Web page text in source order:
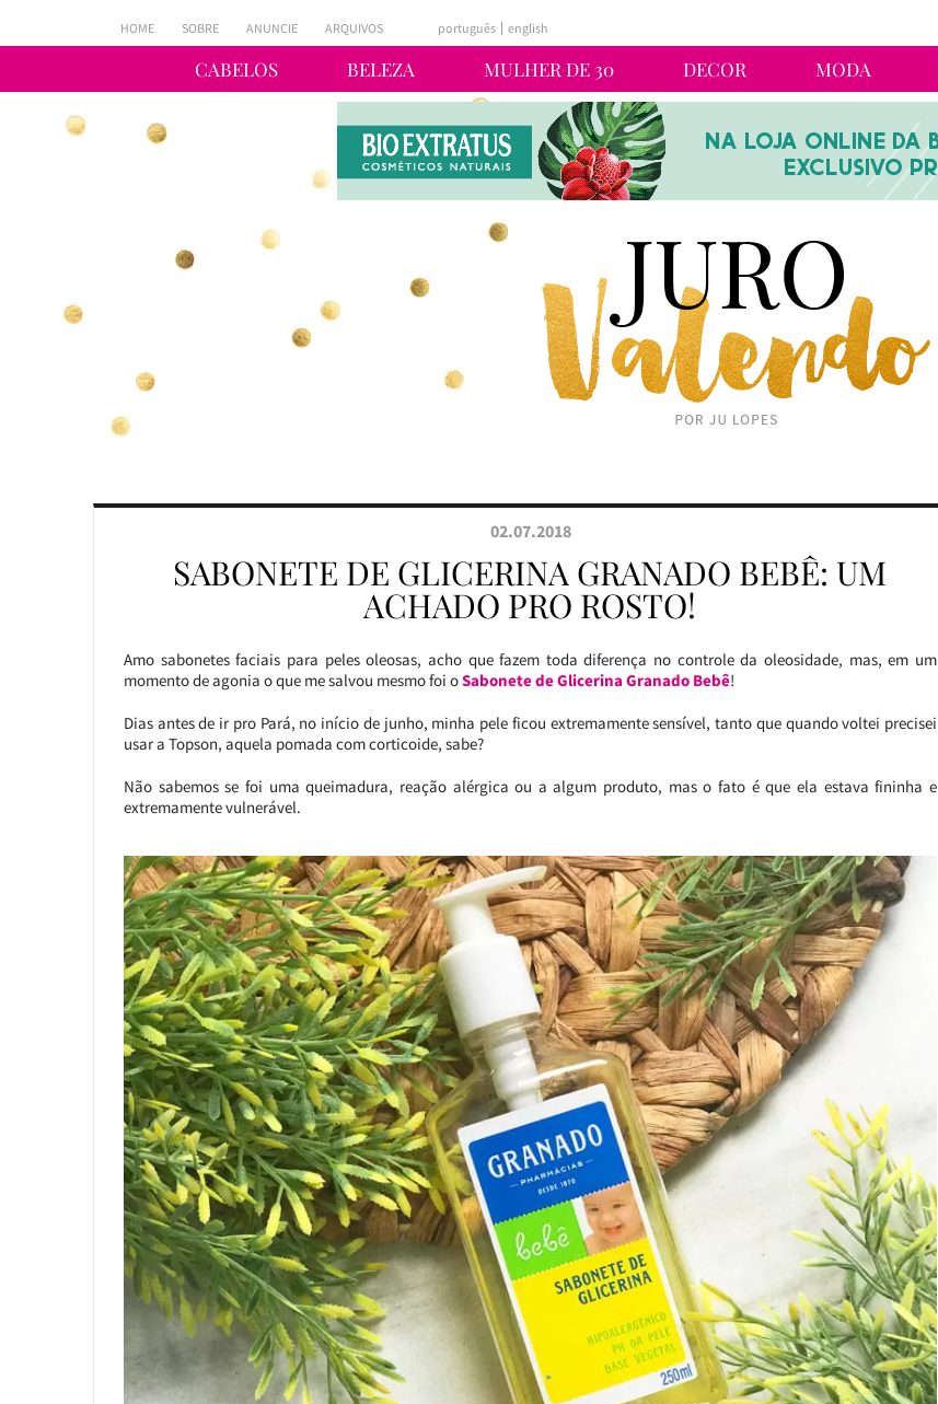
CABELOS BELEZA MULHER DE 30 DECOR MODA
HOME SOBRE ANUNCIE ARQUIVOS português english
02.07.2018
SABONETE DE GLICERINA GRANADO BEBÊ: UM
ACHADO PRO ROSTO!
Amo sabonetes faciais para peles oleosas, acho que fazem toda diferença no controle da oleosidade, mas, em um
momento de agonia o que me salvou mesmo foi oSabonete de Glicerina Granado Bebê!
Dias antes de ir pro Pará, no início de junho, minha pele ficou extremamente sensível, tanto que quando voltei precisei
usar a Topson, aquela pomada com corticoide, sabe?
Não sabemos se foi uma queimadura, reação alérgica ou a algum produto, mas o fato é que ela estava fininha e
extremamente vulnerável.